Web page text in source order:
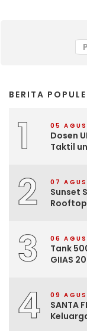
BERITA
1 05
Dosen
Taktil
2 07
Sunset
Rooftop
3 06
Tank
GIIAS
4 09
SANTA